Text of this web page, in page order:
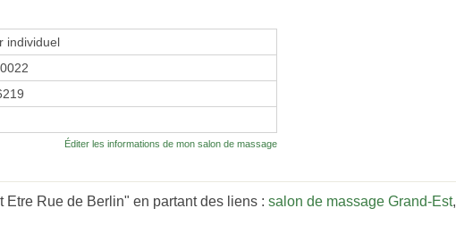
individuel
Éditer les informations de mon salon de massage
Rue de Berlin" en partant des liens : salon de massage Grand-Est,